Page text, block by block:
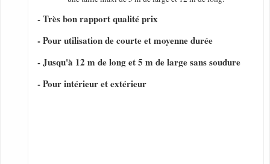
- Très bon rapport qualité prix
- Pour utilisation de courte et moyenne durée
- Jusqu'à 12 m de long et 5 m de large sans soudure
- Pour intérieur et extérieur